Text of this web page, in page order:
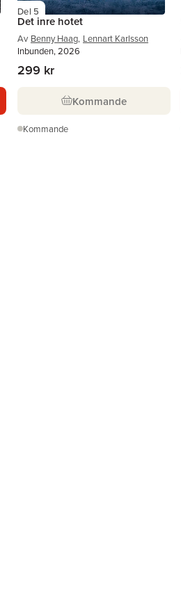
Del 5
Det inre hotet
Av Benny Haag, Lennart Karlsson
Inbunden, 2026
299 kr
Kommande
Kommande